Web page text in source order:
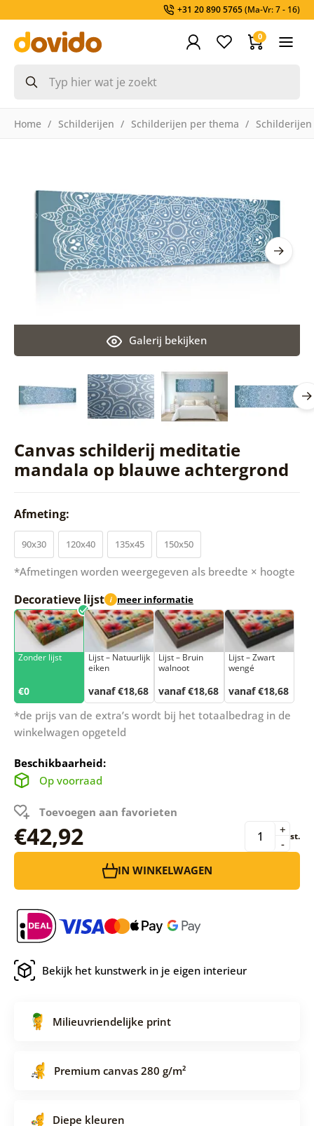
+31 20 890 5765(Ma-Vr: 7 - 16)
0
Home Schilderijen Schilderijen per thema Schilderijen
Canvas schilderij meditatie
mandala op blauwe achtergrond
Galerij bekijken
Afmeting:
90x30 120x40 135x45 150x50
*Afmetingen worden weergegeven als breedte × hoogte
Decoratieve lijst i meer informatie
Zonder lijst
€0
Lijst – Natuurlijk
eiken
vanaf €18,68
Lijst – Bruin
walnoot
vanaf €18,68
Lijst – Zwart
wengé
vanaf €18,68
*de prijs van de extra’s wordt bij het totaalbedrag in de
winkelwagen opgeteld
Beschikbaarheid:
Op voorraad
Toevoegen aan favorieten
€42,92 -
+ st.
IN WINKELWAGEN
Bekijk het kunstwerk in je eigen interieur
Milieuvriendelijke print
Premium canvas 280 g/m²
Diepe kleuren